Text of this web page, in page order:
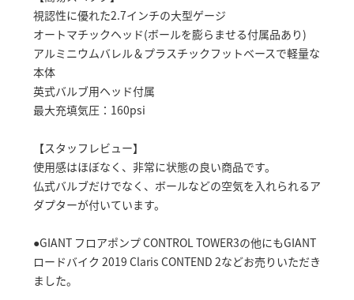
視認性に優れた2.7インチの大型ゲージ
オートマチックヘッド(ボールを膨らませる付属品あり)
アルミニウムバレル＆プラスチックフットベースで軽量な
本体
英式バルブ用ヘッド付属
最大充填気圧：160psi
【スタッフレビュー】
使用感はほぼなく、非常に状態の良い商品です。
仏式バルブだけでなく、ボールなどの空気を入れられるア
ダプターが付いています。
●GIANT フロアポンプ CONTROL TOWER3の他にもGIANT
ロードバイク 2019 Claris CONTEND 2などお売りいただき
ました。